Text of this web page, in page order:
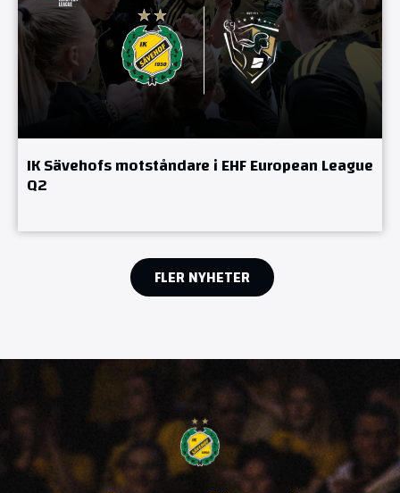
IK Sävehofs motståndare i EHF European League
Q2
FLER NYHETER